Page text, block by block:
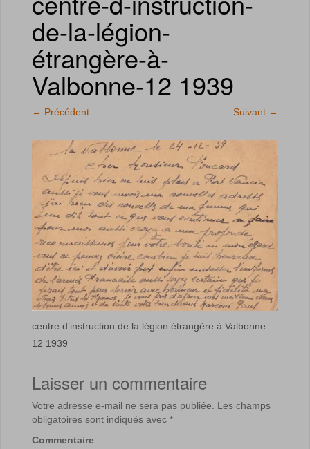
de-la-légion-
étrangère-à-
Valbonne-12 1939
← Précédent Suivant →
centre d’instruction de la légion étrangère à Valbonne
12 1939
Laisser un commentaire
Votre adresse e-mail ne sera pas publiée.
Les champs
obligatoires sont indiqués avec *
Commentaire